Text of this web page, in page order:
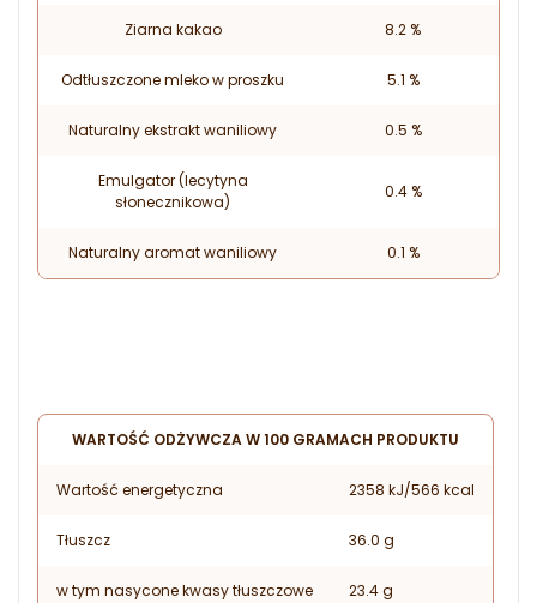
Ziarna kakao 8.2 %
Odtłuszczone mleko w proszku 5.1 %
Naturalny ekstrakt waniliowy 0.5 %
Emulgator (lecytyna
słonecznikowa)
0.4 %
Naturalny aromat waniliowy 0.1 %
WARTOŚĆ ODŻYWCZA W 100 GRAMACH PRODUKTU
Wartość energetyczna 2358 kJ/566 kcal
Tłuszcz 36.0 g
w tym nasycone kwasy tłuszczowe 23.4 g